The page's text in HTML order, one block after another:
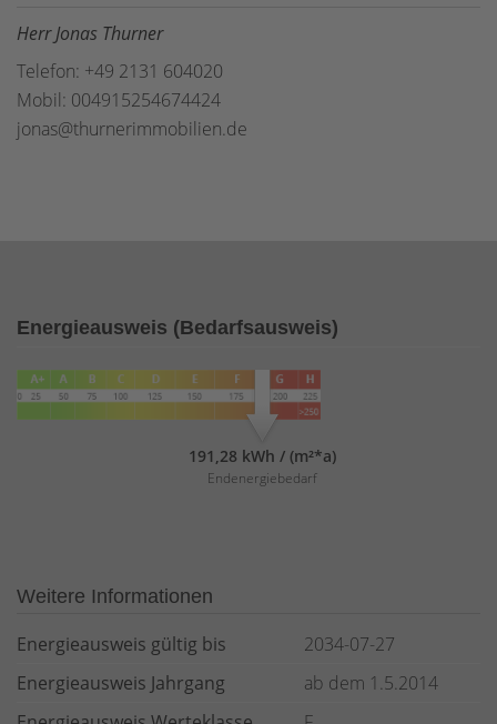
Herr Jonas Thurner
Telefon: +49 2131 604020
Mobil: 004915254674424
jonas@thurnerimmobilien.de
Energieausweis (Bedarfsausweis)
191,28 kWh / (m²*a)
Endenergiebedarf
Weitere Informationen
Energieausweis gültig bis
2034-07-27
Energieausweis Jahrgang
ab dem 1.5.2014